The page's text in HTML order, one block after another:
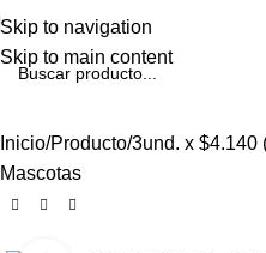
Skip to navigation
Skip to main content
Inicio Producto 3und. x $4.140
Mascotas